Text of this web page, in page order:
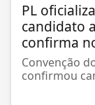
PL
candidato
confirma
Convenção
confirmou